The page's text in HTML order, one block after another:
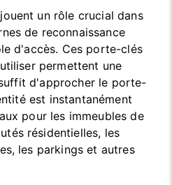
un rôle crucial dans
de reconnaissance
d'accès. Ces porte-clés
permettent une
d'approcher le porte-
est instantanément
pour les immeubles de
résidentielles, les
les parkings et autres